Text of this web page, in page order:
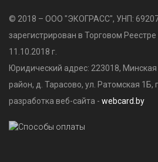
© 2018 – ООО "ЭКОГРАСС", УНП:
зарегистрирован в Торговом
11.10.2018 г.
Юридический адрес: 223018,
район, д. Тарасово, ул. Ратомская 1Б,
разработка веб-сайта - webcard.by